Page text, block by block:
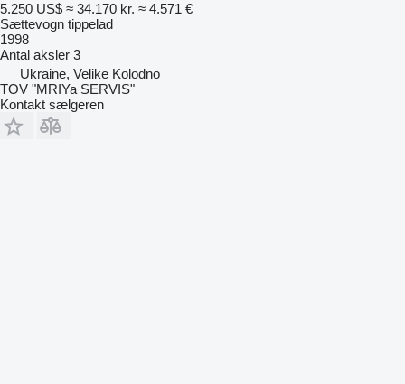
5.250 US$ ≈ 34.170 kr. ≈ 4.571 €
Sættevogn tippelad
1998
Antal aksler 3
Ukraine, Velike Kolodno
TOV "MRIYa SERVIS"
Kontakt sælgeren